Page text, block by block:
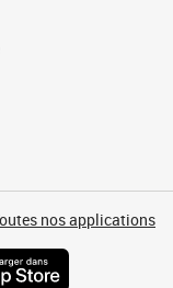
nos applications